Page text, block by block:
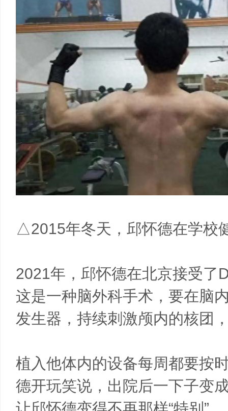
△2015年冬天，邱怀德在学校
2021年，邱怀德在北京接受了
这是一种脑外科手术，要在脑
发生器，持续刺激颅内的核团
植入他体内的设备每周都要按
德开玩笑说，出院后一下子变